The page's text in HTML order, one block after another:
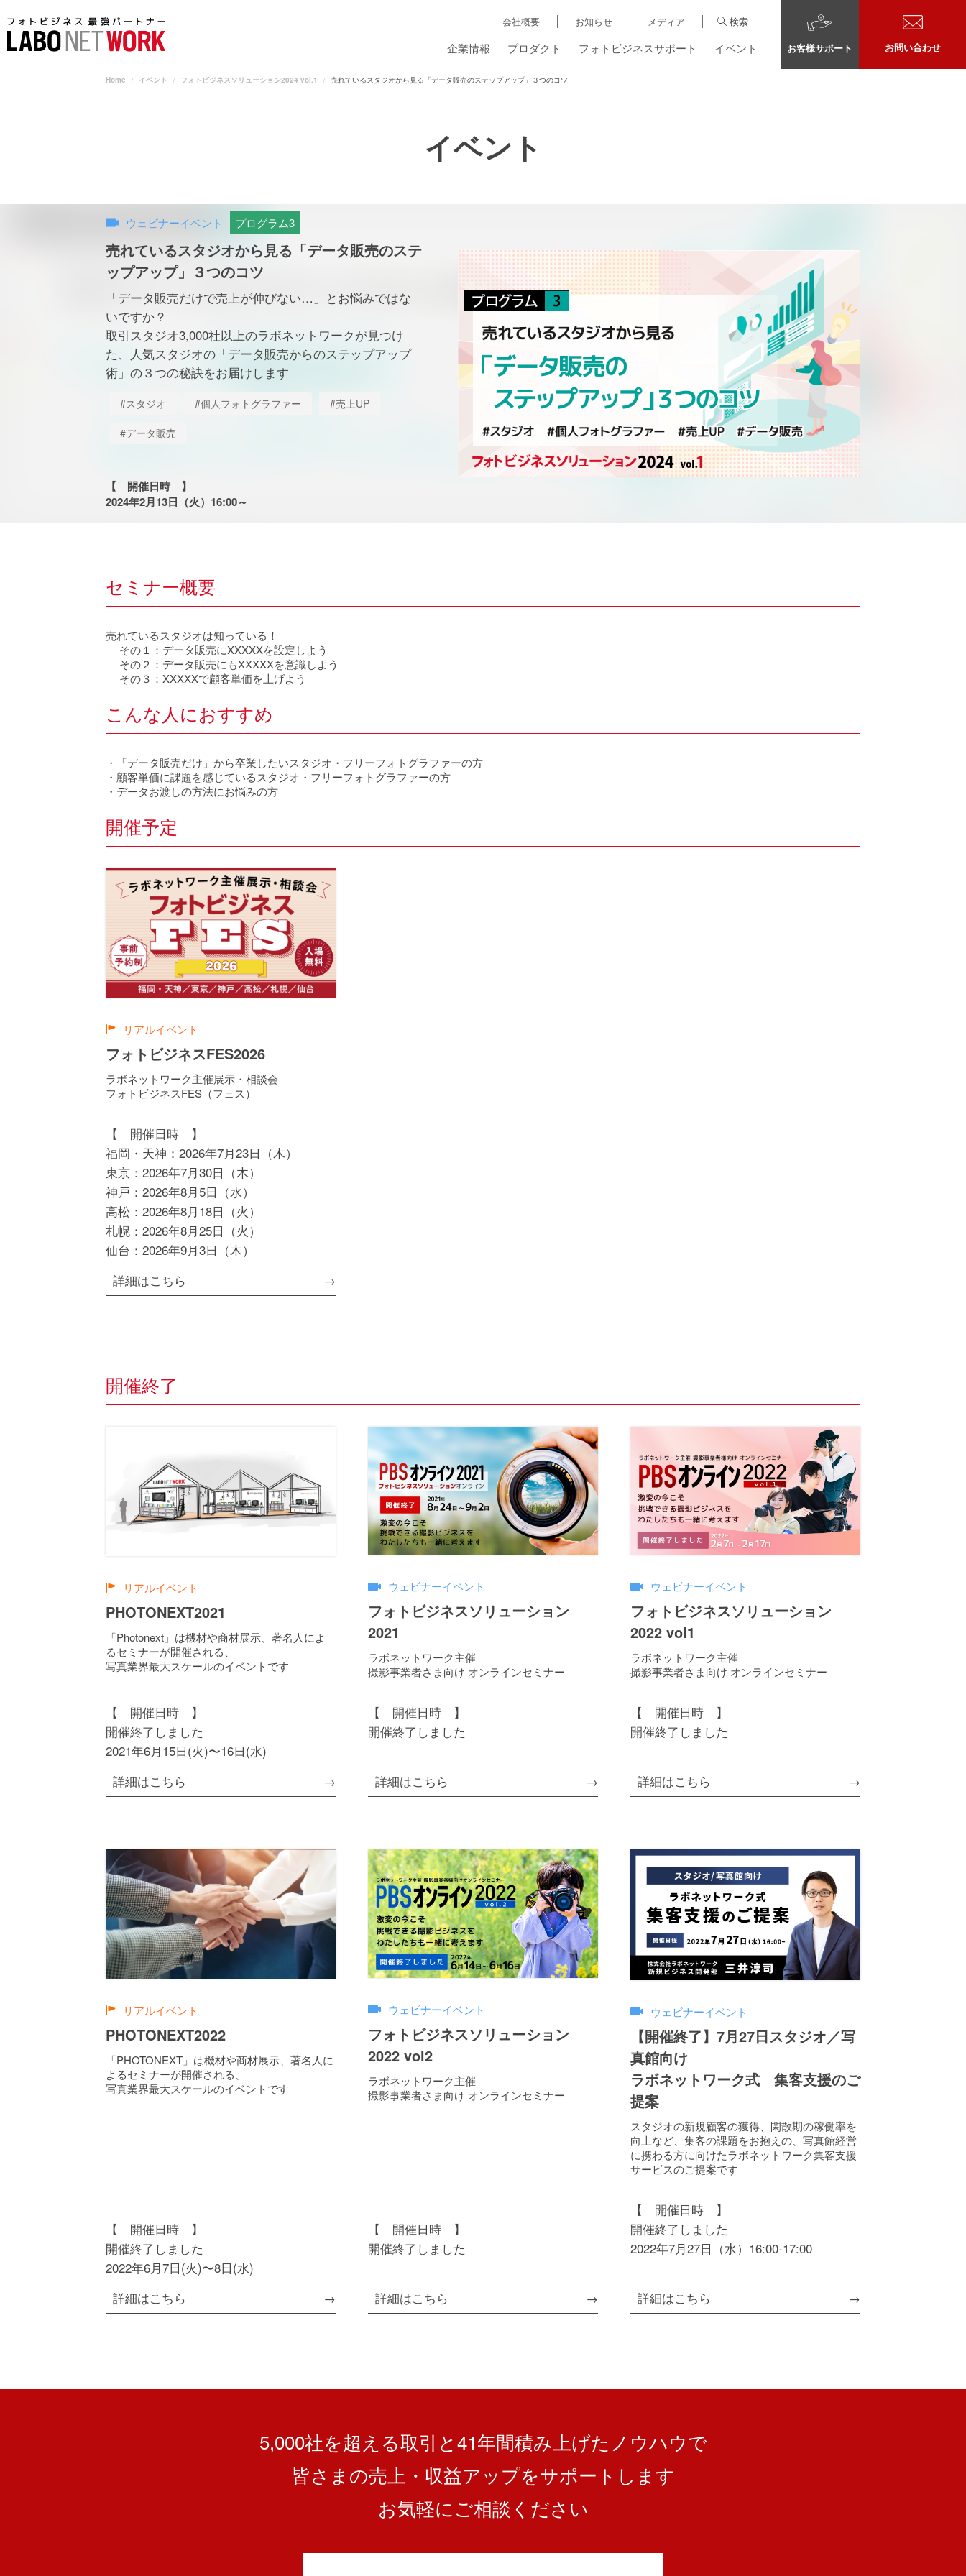
会社概要 お知らせ メディア 検索
企業情報 プロダクト フォトビジネスサポート イベント お客様サポート お問い合わせ
Home イベント フォトビジネスソリューション2024 vol.1 売れているスタジオから見る「データ販売のステップアップ」３つのコツ
イベント
ウェビナーイベント プログラム3
売れているスタジオから見る「データ販売のステ
ップアップ」３つのコツ
「データ販売だけで売上が伸びない…」とお悩みではな
いですか？
取引スタジオ3,000社以上のラボネットワークが見つけ
た、人気スタジオの「データ販売からのステップアップ
術」の３つの秘訣をお届けします
#スタジオ #個人フォトグラファー #売上UP
#データ販売
【 開催日時 】
2024年2月13日（火）16:00～
セミナー概要
売れているスタジオは知っている！
その１：データ販売にXXXXXを設定しよう
その２：データ販売にもXXXXXを意識しよう
その３：XXXXXで顧客単価を上げよう
こんな人におすすめ
・「データ販売だけ」から卒業したいスタジオ・フリーフォトグラファーの方
・顧客単価に課題を感じているスタジオ・フリーフォトグラファーの方
・データお渡しの方法にお悩みの方
開催予定
リアルイベント
フォトビジネスFES2026
ラボネットワーク主催展示・相談会
フォトビジネスFES（フェス）
【 開催日時 】
福岡・天神： 2026年7月23日（木）
東京： 2026年7月30日（木）
神戸： 2026年8月5日（水）
高松： 2026年8月18日（火）
札幌： 2026年8月25日（火）
仙台： 2026年9月3日（木）
詳細はこちら
開催終了
リアルイベント
PHOTONEXT2021
「Photonext」は機材や商材展示、著名人によ
るセミナーが開催される、
写真業界最大スケールのイベントです
【 開催日時 】
開催終了しました
2021年6月15日(火)〜16日(水)
詳細はこちら
ウェビナーイベント
フォトビジネスソリューション
2021
ラボネットワーク主催
撮影事業者さま向け オンラインセミナー
【 開催日時 】
開催終了しました
詳細はこちら
ウェビナーイベント
フォトビジネスソリューション
2022 vol1
ラボネットワーク主催
撮影事業者さま向け オンラインセミナー
【 開催日時 】
開催終了しました
詳細はこちら
リアルイベント
PHOTONEXT2022
「PHOTONEXT」は機材や商材展示、著名人に
よるセミナーが開催される、
写真業界最大スケールのイベントです
【 開催日時 】
開催終了しました
2022年6月7日(火)〜8日(水)
詳細はこちら
ウェビナーイベント
フォトビジネスソリューション
2022 vol2
ラボネットワーク主催
撮影事業者さま向け オンラインセミナー
【 開催日時 】
開催終了しました
詳細はこちら
ウェビナーイベント
【開催終了】7月27日スタジオ／写
真館向け
ラボネットワーク式 集客支援のご
提案
スタジオの新規顧客の獲得、閑散期の稼働率を
向上など、集客の課題をお抱えの、写真館経営
に携わる方に向けたラボネットワーク集客支援
サービスのご提案です
【 開催日時 】
開催終了しました
2022年7月27日（水）16:00-17:00
詳細はこちら
5,000社を超える取引と41年間積み上げたノウハウで
皆さまの売上・収益アップをサポートします
お気軽にご相談ください